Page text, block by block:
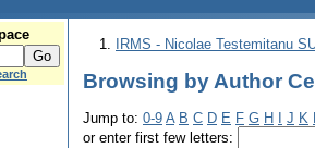
IRMS - Nicolae Testemitanu
Browsing by Author
Jump to: 0-9 A B C D E F G H J K
or enter first few letters: